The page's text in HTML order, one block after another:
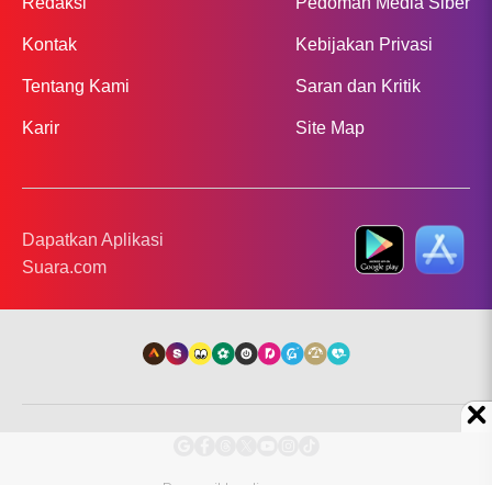
Kontak
Tentang Kami
Karir
Kebijakan Privasi
Saran dan Kritik
Site Map
Dapatkan Aplikasi
Suara.com